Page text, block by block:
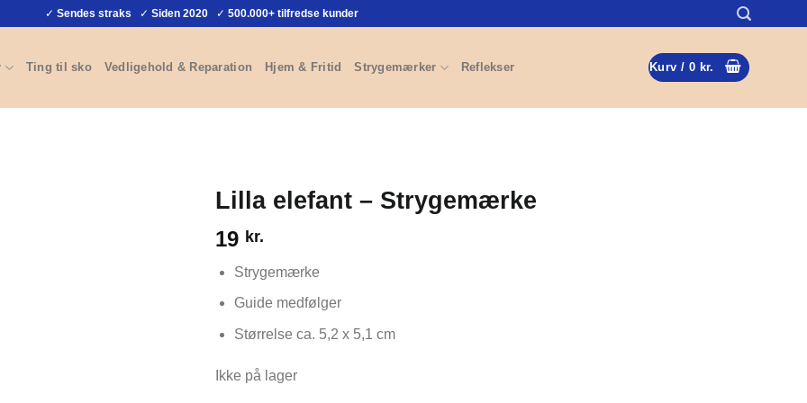
✓ Sendes straks ✓ Siden 2020 ✓ 500.000+ tilfredse kunder
Ting til sko Vedligehold & Reparation Hjem & Fritid Strygemærker Reflekser Kurv / 0 kr.
Lilla elefant – Strygemærke
19 kr.
Strygemærke
Guide medfølger
Størrelse ca. 5,2 x 5,1 cm
Ikke på lager